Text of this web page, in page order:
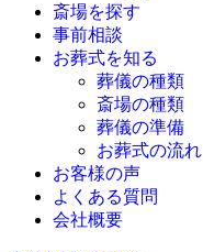
斎場を探す
事前相談
お葬式を知る
葬儀の種類
斎場の種類
葬儀の準備
お葬式の流れ
お客様の声
よくある質問
会社概要